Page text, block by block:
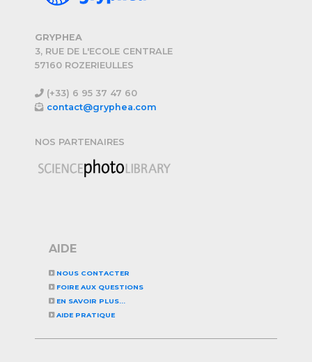
GRYPHEA
3, RUE DE L'ECOLE CENTRALE
57160 ROZERIEULLES
(+33) 6 95 37 47 60
contact@gryphea.com
NOS PARTENAIRES
AIDE
NOUS CONTACTER
FOIRE AUX QUESTIONS
EN SAVOIR PLUS...
AIDE PRATIQUE